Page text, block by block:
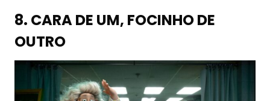
8. CARA DE UM, FOCINHO DE
OUTRO